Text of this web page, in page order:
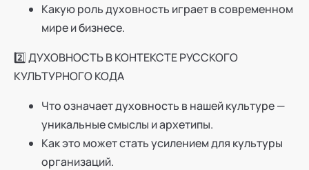
Какую роль духовность играет в современном
мире и бизнесе.
2️⃣ ДУХОВНОСТЬ В КОНТЕКСТЕ РУССКОГО
КУЛЬТУРНОГО КОДА
Что означает духовность в нашей культуре —
уникальные смыслы и архетипы.
Как это может стать усилением для культуры
организаций.